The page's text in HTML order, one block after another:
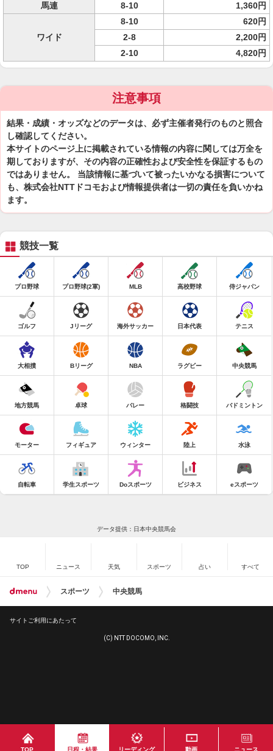
馬連
8-10 1,360円
ワイド
8-10
620円
2-8
2,200円
2-10
4,820円
注意事項
結果・成績・オッズなどのデータは、必ず主催者発行のものと照合
し確認してください。
本サイトのページ上に掲載されている情報の内容に関しては万全を
期しておりますが、その内容の正確性および安全性を保証するもの
ではありません。 当該情報に基づいて被ったいかなる損害について
も、株式会社NTTドコモおよび情報提供者は一切の責任を負いかね
ます。
TOP 日程・結果 リーディング 動画 ニュース
競技一覧
プロ野球 プロ野球(2軍) MLB 高校野球 侍ジャパン
ゴルフ Jリーグ 海外サッカー 日本代表 テニス
大相撲 Bリーグ NBA ラグビー 中央競馬
地方競馬 卓球 バレー 格闘技 バドミントン
モーター フィギュア ウィンター 陸上 水泳
自転車 学生スポーツ Doスポーツ ビジネス eスポーツ
データ提供：日本中央競馬会
TOP ニュース 天気 スポーツ 占い すべて
スポーツ 中央競馬
サイトご利用にあたって
(C) NTT DOCOMO, INC.